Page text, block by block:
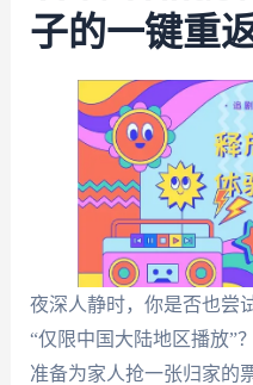
子的一键重
夜深人静时，你是否也尝
“仅限中国大陆地区播放”
准备为家人抢一张归家的